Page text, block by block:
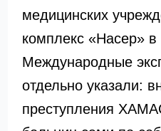
медицинских
комплекс «Насер»
Международные
отдельно указали:
преступления